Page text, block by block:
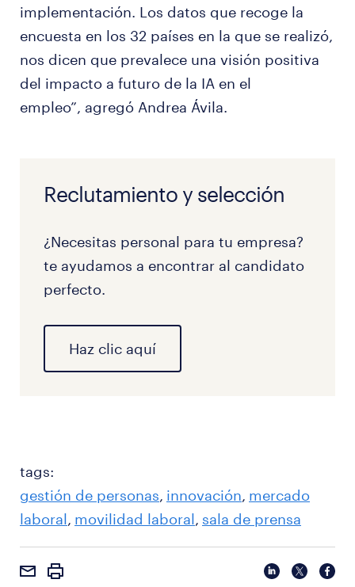
implementación. Los datos que recoge la
encuesta en los 32 países en la que se realizó,
nos dicen que prevalece una visión positiva
del impacto a futuro de la IA en el
empleo”, agregó Andrea Ávila.
Reclutamiento y selección
¿Necesitas personal para tu empresa?
te ayudamos a encontrar al candidato
perfecto.
Haz clic aquí
tags:
gestión de personas innovación mercado
laboral movilidad laboral sala de prensa